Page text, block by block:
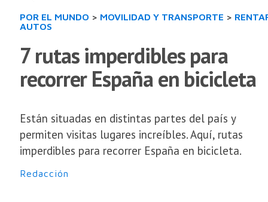
POR EL MUNDO > MOVILIDAD Y TRANSPORTE >
AUTOS
7 rutas imperdibles para
recorrer España en bicicleta
Están situadas en distintas partes del país y
permiten visitas lugares increíbles. Aquí, rutas
imperdibles para recorrer España en bicicleta.
Redacción